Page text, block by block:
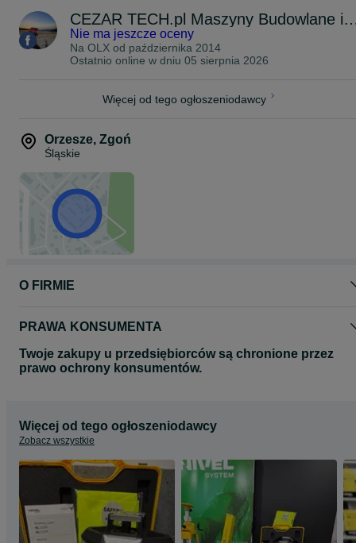
CEZAR TECH.pl Maszyny
Nie ma jeszcze oceny
Na OLX od października 2014
Ostatnio online w dniu 05 sierpnia 2026
Więcej od tego ogłoszeniodawcy
Orzesze, Zgoń
Śląskie
O FIRMIE
PRAWA KONSUMENTA
Twoje zakupy u przedsiębiorców są chronione przez
prawo ochrony konsumentów.
Więcej od tego ogłoszeniodawcy
Zobacz wszystkie